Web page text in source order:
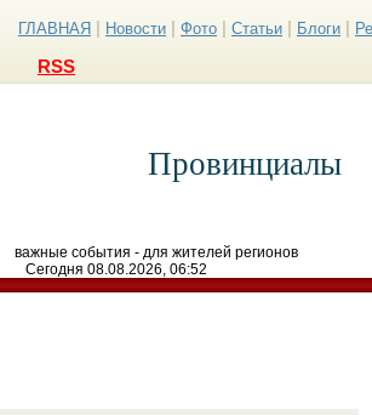
ГЛАВНАЯ Новости Фото Статьи Блоги
RSS
Провинциалы
важные события - для жителей регионов
Сегодня 08.08.2026, 06:52